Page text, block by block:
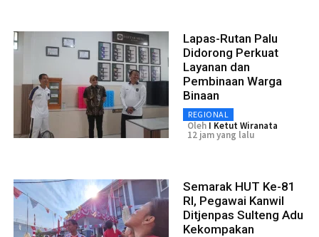
Lapas-Rutan Palu
Didorong Perkuat
Layanan dan
Pembinaan Warga
Binaan
REGIONAL
Oleh I Ketut Wiranata
12 jam yang lalu
Semarak HUT Ke-81
RI, Pegawai Kanwil
Ditjenpas Sulteng Adu
Kekompakan